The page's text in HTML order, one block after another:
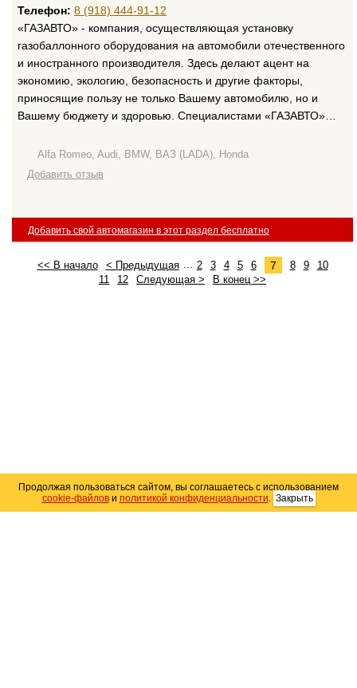
Телефон: 8 (918) 444-91-12
«ГАЗАВТО» - компания, осуществляющая установку
газобаллонного оборудования на автомобили отечественного
и иностранного производителя. Здесь делают ацент на
экономию, экологию, безопасность и другие факторы,
приносящие пользу не только Вашему автомобилю, но и
Вашему бюджету и здоровью. Специалистами «ГАЗАВТО»…
Alfa Romeo, Audi, BMW, ВАЗ (LADA), Honda
Добавить отзыв
Добавить свой автомагазин в этот раздел бесплатно
<< В начало < Предыдущая 2 3 4 5 6 7 8 9
10
11
12 Следующая > В конец >>
Продолжая пользоваться сайтом, вы соглашаетесь с использованием
cookie-файлови политикой конфиденциальности. Закрыть